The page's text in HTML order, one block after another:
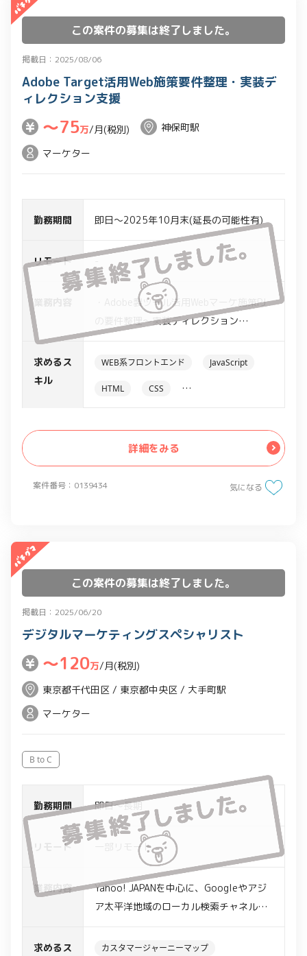
この案件の募集は終了しました。
掲載日：2025/08/06
案件番号：0139434
Adobe Target活用Web施策要件整理・実装デ
ィレクション支援
〜75万/月(税別)
神保町駅
マーケター
勤務期間 即日～2025年10月末(延長の可能性有)
リモート -
・Adobe製ツール活用Webマーケ施策PJ
の要件整理〜実装ディレクション
・Adobe TargetによるA/Bテスト設計・
運用管理
よび効果検証レポート作成
ョン
・社内外関係者調整およびターゲティン
グ施策設計
求めるス
キル
WEB系フロントエンド JavaScript
HTML CSS
詳細をみる
気になる
この案件の募集は終了しました。
掲載日：2025/06/20
デジタルマーケティングスペシャリスト
〜120万/月(税別)
東京都千代田区 / 東京都中央区 / 大手町駅
マーケター
B to C
勤務期間 即日～長期
リモート 一部リモート
業務内容
Yahoo! JAPANを中心に、Googleやアジ
ア太平洋地域のローカル検索チャネルｍ
・予算管理
求めるス
カスタマージャーニーマップ